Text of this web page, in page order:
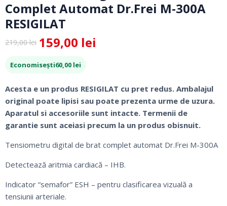
Complet Automat Dr.Frei M-300A
RESIGILAT
219,00lei
Prețul
inițial
a
fost:
219,00 lei.
159,00 lei
Prețul
curent
este:
159,00 lei.
Economisești60,00 lei
Acesta e un produs RESIGILAT cu pret redus. Ambalajul
original poate lipisi sau poate prezenta urme de uzura.
Aparatul si accesoriile sunt intacte. Termenii de
garantie sunt aceiasi precum la un produs obisnuit.
Tensiometru digital de brat complet automat Dr.Frei M-300A
Detectează aritmia cardiacă – IHB.
Indicator “semafor” ESH – pentru clasificarea vizuală a
tensiunii arteriale.